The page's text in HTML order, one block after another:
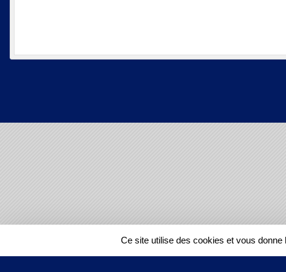
REGIONS
Ce site utilise des cookies et vous